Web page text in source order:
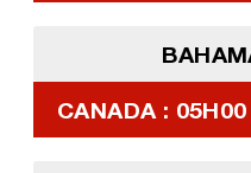
CANADA : 05H00